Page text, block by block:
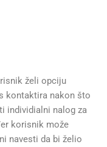
želi opciju
kontaktira nakon što
individialni nalog za
korisnik može
navesti da bi želio